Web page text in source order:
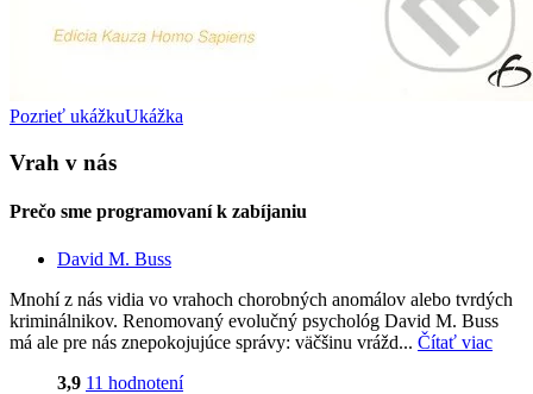
Pozrieť ukážkuUkážka
Vrah v nás
Prečo sme programovaní k zabíjaniu
David M. Buss
Mnohí z nás vidia vo vrahoch chorobných anomálov alebo tvrdých
kriminálnikov. Renomovaný evolučný psychológ David M. Buss
má ale pre nás znepokojujúce správy: väčšinu vrážd... Čítať viac
3,9 11 hodnotení